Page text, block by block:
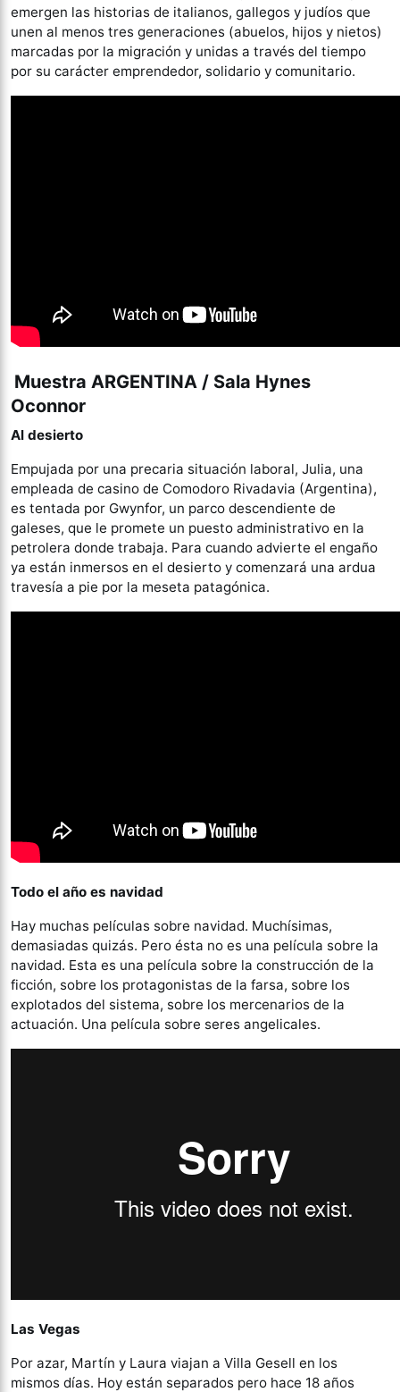
emergen las historias de italianos, gallegos y judíos que
unen al menos tres generaciones (abuelos, hijos y nietos)
marcadas por la migración y unidas a través del tiempo
por su carácter emprendedor, solidario y comunitario.
Muestra ARGENTINA / Sala Hynes
Oconnor
Al desierto
Empujada por una precaria situación laboral, Julia, una
empleada de casino de Comodoro Rivadavia (Argentina),
es tentada por Gwynfor, un parco descendiente de
galeses, que le promete un puesto administrativo en la
petrolera donde trabaja. Para cuando advierte el engaño
ya están inmersos en el desierto y comenzará una ardua
travesía a pie por la meseta patagónica.
Todo el año es navidad
Hay muchas películas sobre navidad. Muchísimas,
demasiadas quizás. Pero ésta no es una película sobre la
navidad. Esta es una película sobre la construcción de la
ficción, sobre los protagonistas de la farsa, sobre los
explotados del sistema, sobre los mercenarios de la
actuación. Una película sobre seres angelicales.
Las Vegas
Por azar, Martín y Laura viajan a Villa Gesell en los
mismos días. Hoy están separados pero hace 18 años